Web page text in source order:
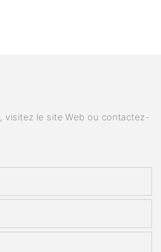
visitez le site Web ou contactez-